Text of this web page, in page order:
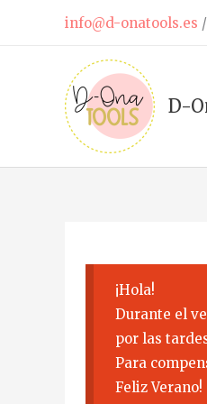
info@d-onatools.es
D-
¡Hola!
Durante el
por las
Para
Feliz Verano!